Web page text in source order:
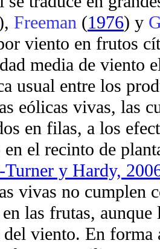
Freeman (1976) y
viento en frutos
media de viento
usual entre los
eólicas vivas, las
en filas, a los
en el recinto de
Turner y Hardy,
vivas no cumplen
en las frutas,
del viento. En forma